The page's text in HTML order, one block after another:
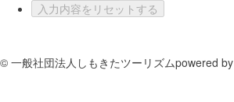
入力内容をリセットする
© 一般社団法人しもきたツーリズムpowered by